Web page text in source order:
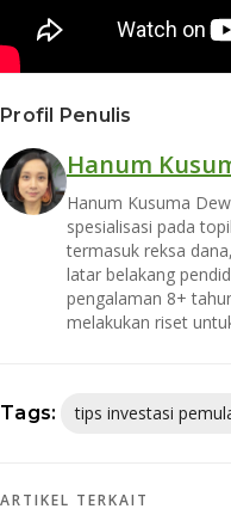
Profil Penulis
Hanum
Hanum Kusuma
spesialisasi pada
termasuk reksa
latar belakang
pengalaman 8+
melakukan riset
Tags: tips investasi
ARTIKEL TERKAIT